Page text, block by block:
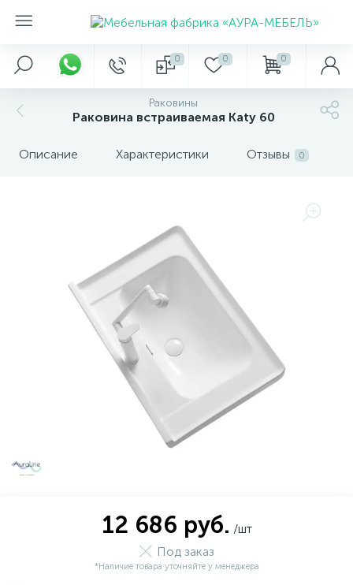
0 0 0
Раковины
Раковина встраиваемая Каty 60
Описание Характеристики Отзывы 0
12 686 руб. /шт
Под заказ
*Наличие товара уточняйте у менеджера